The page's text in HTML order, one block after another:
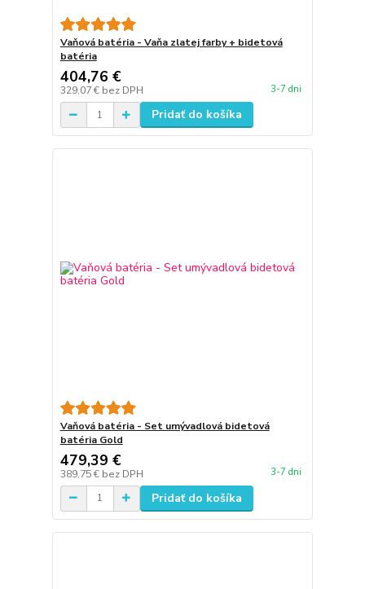
Vaňová batéria - Vaňa zlatej farby + bidetová
batéria
404,76 €
329,07 € bez DPH 3-7 dni
Pridať do košíka
Vaňová batéria - Set umývadlová bidetová
batéria Gold
479,39 €
389,75 € bez DPH 3-7 dni
Pridať do košíka